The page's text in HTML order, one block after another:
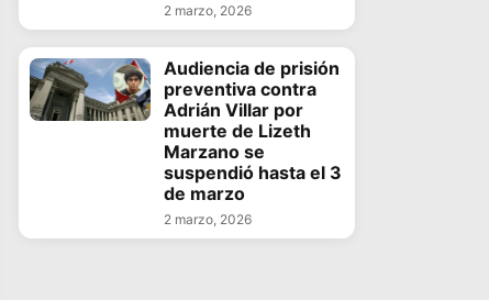
2 marzo, 2026
Audiencia de prisión
preventiva contra
Adrián Villar por
muerte de Lizeth
Marzano se
suspendió hasta el 3
de marzo
2 marzo, 2026